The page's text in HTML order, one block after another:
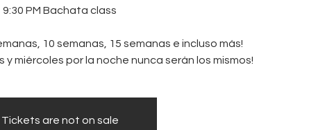
9:30 PM Bachata class
10 semanas, 15 semanas e incluso más!
y miércoles por la noche nunca serán los mismos!
Tickets are not on sale